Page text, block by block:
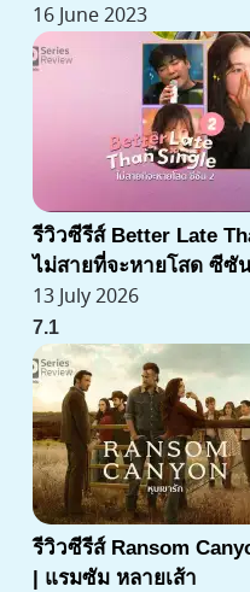
16 June 2023
รีวิวซีรีส์ Better Late
ไม่สายที่จะหายโสด ซีซั
13 July 2026
7.1
รีวิวซีรีส์ Ransom
| แรมซัม หลายเส้า